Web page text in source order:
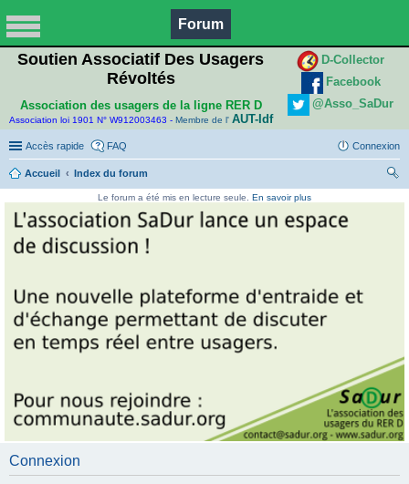
Forum
Soutien Associatif Des Usagers
Révoltés
Association des usagers de la ligne RER D
Association loi 1901 N° W912003463 - Membre de l' AUT-Idf
D-Collector
Facebook
@Asso_SaDur
Accès rapide FAQ Connexion
Accueil
Index du forum
Le forum a été mis en lecture seule. En savoir plus
Connexion